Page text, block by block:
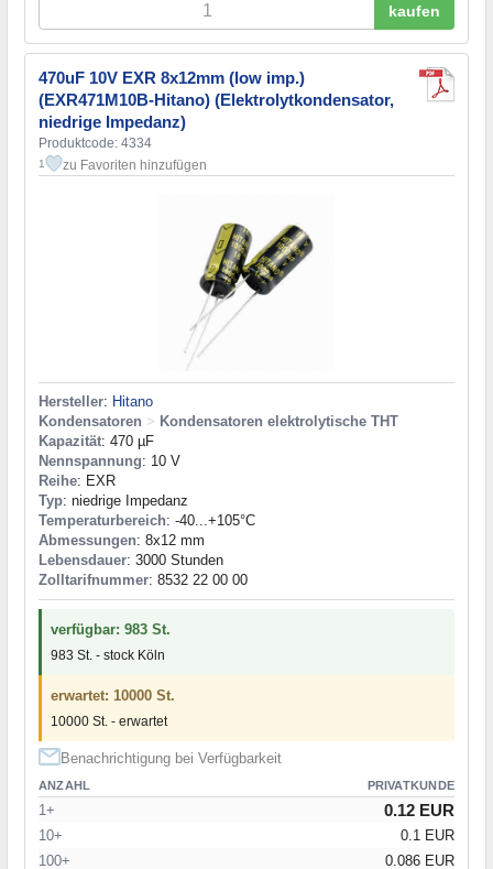
kaufen
470uF 10V EXR 8x12mm (low imp.)
(EXR471M10B-Hitano) (Elektrolytkondensator,
niedrige Impedanz)
Produktcode: 4334
1 zu Favoriten hinzufügen
Hersteller: Hitano
Kondensatoren > Kondensatoren elektrolytische THT
Kapazität: 470 µF
Nennspannung: 10 V
Reihe: EXR
Typ: niedrige Impedanz
Temperaturbereich: -40...+105°C
Abmessungen: 8x12 mm
Lebensdauer: 3000 Stunden
Zolltarifnummer: 8532 22 00 00
verfügbar: 983 St.
983 St. - stock Köln
erwartet: 10000 St.
10000 St. - erwartet
Benachrichtigung bei Verfügbarkeit
ANZAHL PRIVATKUNDE
1+ 0.12 EUR
10+
0.1 EUR
100+
0.086 EUR